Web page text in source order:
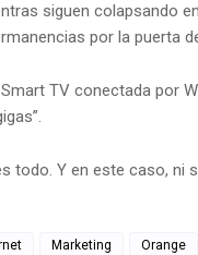
siguen colapsando
por la puerta
TV conectada por
todo. Y en este caso, ni
Marketing Orange